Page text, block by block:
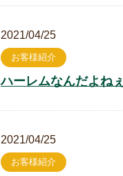
2021/04/25
お客様紹介
ハーレムなんだよねぇ
2021/04/25
お客様紹介